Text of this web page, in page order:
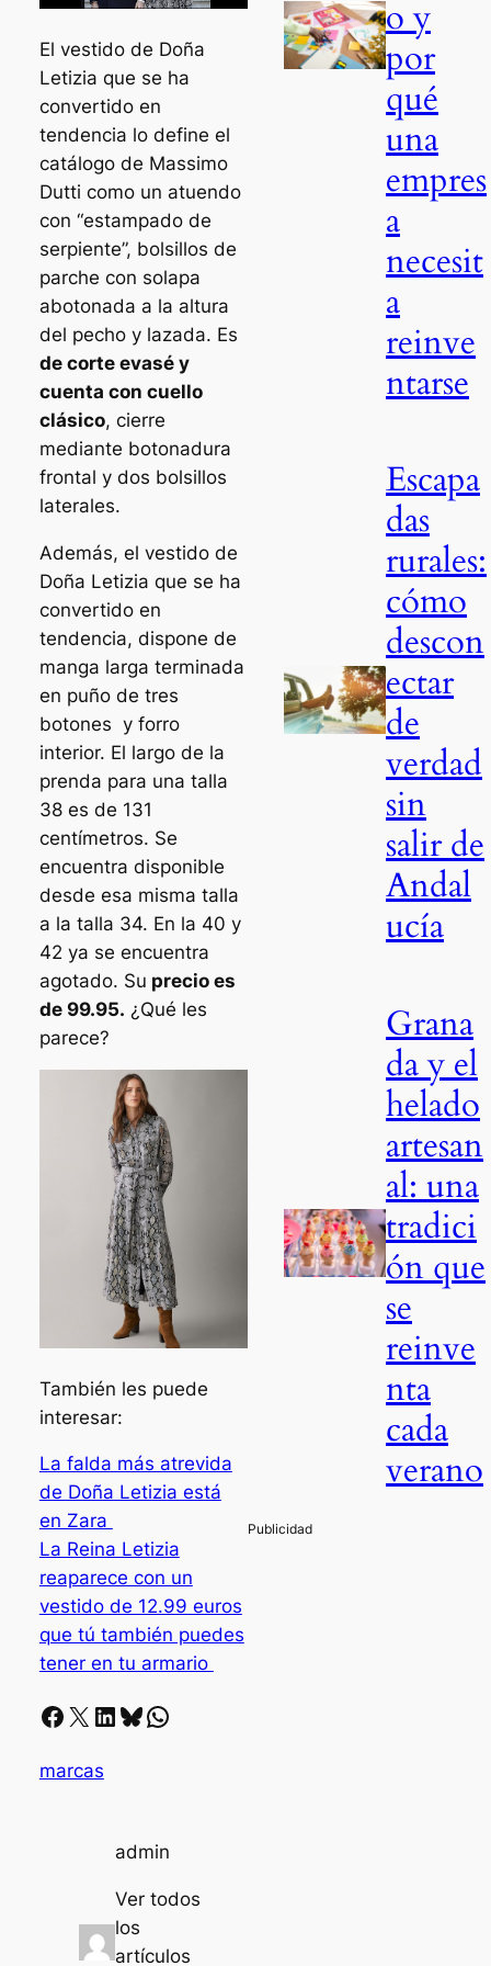
El vestido de Doña
Letizia que se ha
convertido en
tendencia lo define el
catálogo de Massimo
Dutti como un atuendo
con “estampado de
serpiente”, bolsillos de
parche con solapa
abotonada a la altura
del pecho y lazada. Es
de corte evasé y
cuenta con cuello
clásico, cierre
mediante botonadura
frontal y dos bolsillos
laterales.
Además, el vestido de
Doña Letizia que se ha
convertido en
tendencia, dispone de
manga larga terminada
en puño de tres
botones y forro
interior. El largo de la
prenda para una talla
38 es de 131
centímetros. Se
encuentra disponible
desde esa misma talla
a la talla 34. En la 40 y
42 ya se encuentra
agotado. Su precio es
de 99.95. ¿Qué les
parece?
También les puede
interesar:
La falda más atrevida
de Doña Letizia está
en Zara
La Reina Letizia
reaparece con un
vestido de 12.99 euros
que tú también puedes
tener en tu armario
Facebook X LinkedIn Bluesky Whatsapp
marcas
admin
Ver todos
los
artículos
o y
por
qué
una
empres
a
necesit
a
reinve
ntarse
Escapa
das
rurales:
cómo
descon
ectar
de
verdad
sin
salir de
Andal
ucía
Grana
da y el
helado
artesan
al: una
tradici
ón que
se
reinve
nta
cada
verano